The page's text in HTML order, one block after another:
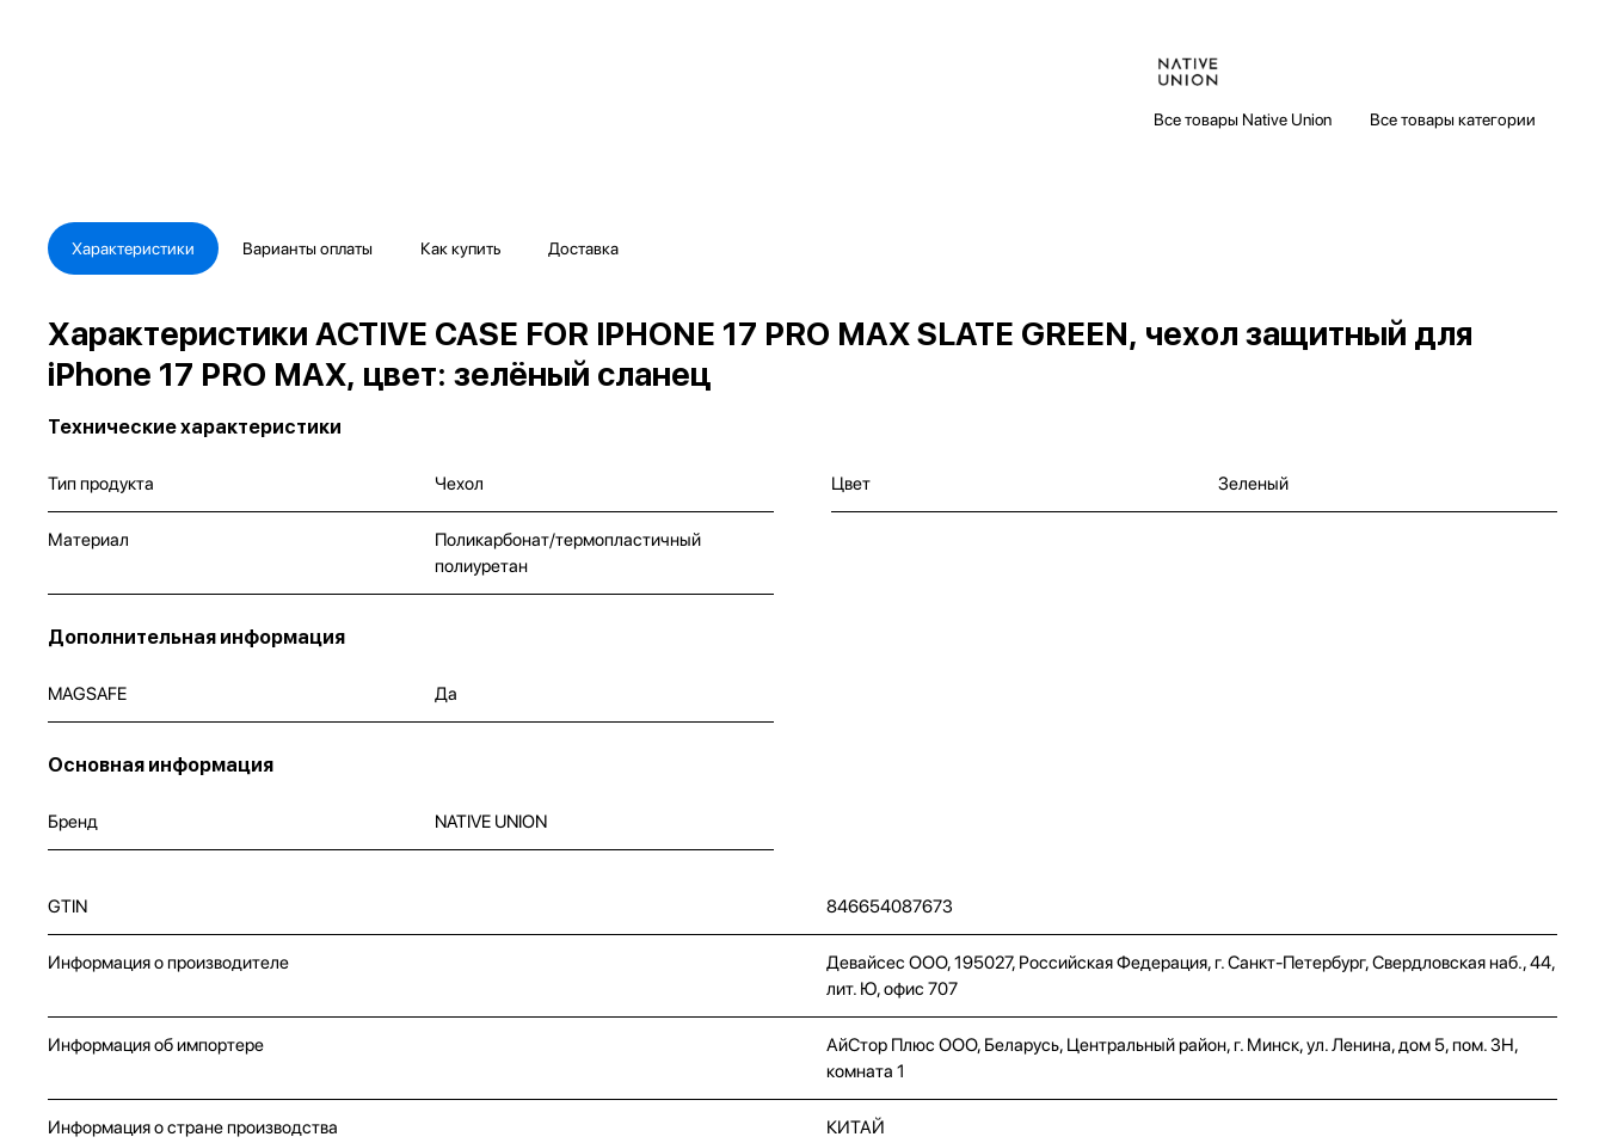
Все товары Native Union Все товары категории
Характеристики Варианты оплаты Как купить Доставка
Характеристики ACTIVE CASE FOR IPHONE 17 PRO MAX SLATE GREEN, чехол защитный для
iPhone 17 PRO MAX, цвет: зелёный сланец
Технические характеристики
Тип продукта Чехол Цвет Зеленый
Материал
Поликарбонат/термопластичный
полиуретан
Дополнительная информация
MAGSAFE Да
Основная информация
Бренд NATIVE UNION
GTIN 846654087673
Информация о производителе
Девайсес ООО, 195027, Российская Федерация, г. Санкт-Петербург, Свердловская наб., 44,
лит. Ю, офис 707
Информация об импортере
АйСтор Плюс ООО, Беларусь, Центральный район, г. Минск, ул. Ленина, дом 5, пом. 3Н,
комната 1
Информация о стране производства КИТАЙ